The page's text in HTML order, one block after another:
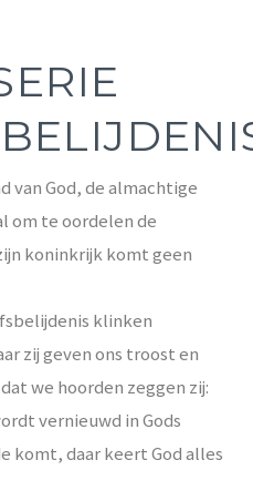
van God, de almachtige
om te oordelen de
koninkrijk komt geen
klinken
zij geven ons troost en
we hoorden zeggen zij:
vernieuwd in Gods
komt, daar keert God alles